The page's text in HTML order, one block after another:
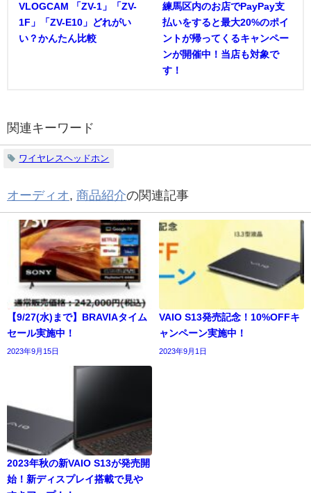
VLOGCAM 「ZV-1」「ZV-
1F」「ZV-E10」どれがい
い？かんたん比較
練馬区内のお店でPayPay支
払いをすると最大20%のポイ
ントが帰ってくるキャンペー
ンが開催中！当店も対象で
す！
関連キーワード
ワイヤレスヘッドホン
オーディオ, 商品紹介の関連記事
【9/27(水)まで】BRAVIAタイム
セール実施中！
2023年9月15日
VAIO S13発売記念！10%OFFキ
ャンペーン実施中！
2023年9月1日
2023年秋の新VAIO S13が発売開
始！新ディスプレイ搭載で見や